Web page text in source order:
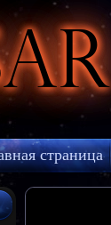
страница
онлайн